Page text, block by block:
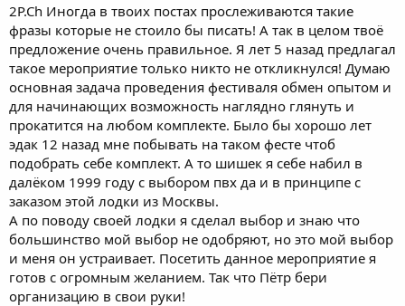
2P.Ch Иногда в твоих постах прослеживаются такие
фразы которые не стоило бы писать! А так в целом твоё
предложение очень правильное. Я лет 5 назад предлагал
такое мероприятие только никто не откликнулся! Думаю
основная задача проведения фестиваля обмен опытом и
для начинающих возможность наглядно глянуть и
прокатится на любом комплекте. Было бы хорошо лет
эдак 12 назад мне побывать на таком фесте чтоб
подобрать себе комплект. А то шишек я себе набил в
далёком 1999 году с выбором пвх да и в принципе с
заказом этой лодки из Москвы.
А по поводу своей лодки я сделал выбор и знаю что
большинство мой выбор не одобряют, но это мой выбор
и меня он устраивает. Посетить данное мероприятие я
готов с огромным желанием. Так что Пётр бери
организацию в свои руки!